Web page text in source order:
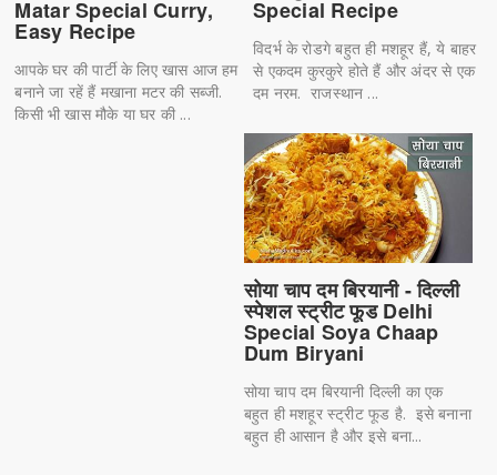
Matar Special Curry,
Easy Recipe
आपके घर की पार्टी के लिए खास आज हम
बनाने जा रहें हैं मखाना मटर की सब्जी.
किसी भी खास मौके या घर की ...
Special Recipe
विदर्भ के रोडगे बहुत ही मशहूर हैं, ये बाहर
से एकदम कुरकुरे होते हैं और अंदर से एक
दम नरम. राजस्थान ...
सोया चाप दम बिरयानी - दिल्ली
स्पेशल स्ट्रीट फूड Delhi
Special Soya Chaap
Dum Biryani
सोया चाप दम बिरयानी दिल्ली का एक
बहुत ही मशहूर स्ट्रीट फूड है. इसे बनाना
बहुत ही आसान है और इसे बना...